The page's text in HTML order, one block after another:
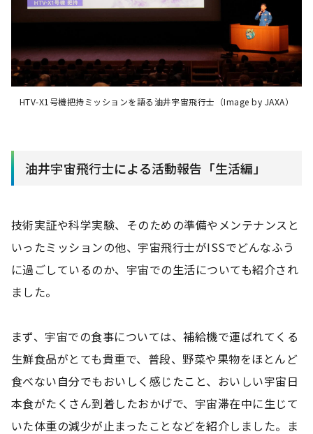
HTV-X1号機把持ミッションを語る油井宇宙飛行士（Image by JAXA）
油井宇宙飛行士による活動報告「生活編」
技術実証や科学実験、そのための準備やメンテナンスと
いったミッションの他、宇宙飛行士がISSでどんなふう
に過ごしているのか、宇宙での生活についても紹介され
ました。
まず、宇宙での食事については、補給機で運ばれてくる
生鮮食品がとても貴重で、普段、野菜や果物をほとんど
食べない自分でもおいしく感じたこと、おいしい宇宙日
本食がたくさん到着したおかげで、宇宙滞在中に生じて
いた体重の減少が止まったことなどを紹介しました。ま